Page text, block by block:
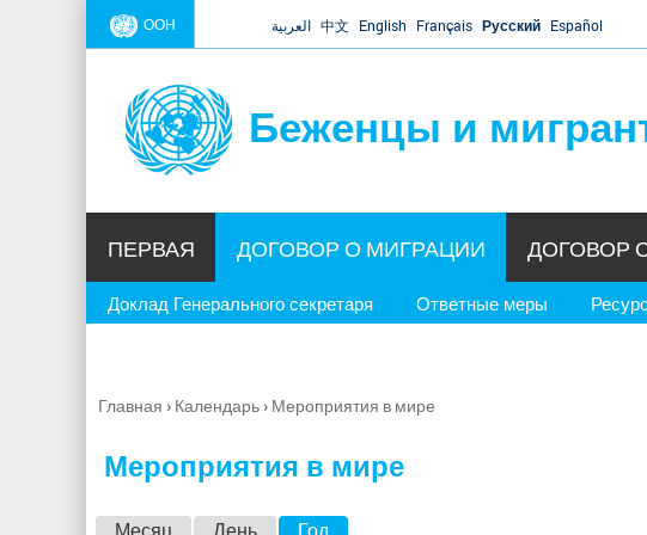
ООН العربية 中文 English Français Русский Español
Беженцы и
ПЕРВАЯ ДОГОВОР О МИГРАЦИИ
Доклад Генерального секретаря Ответные меры
ДОГОВОР
Вы
Главная › Календарь› Мероприятия в мире
Мероприятия в мире